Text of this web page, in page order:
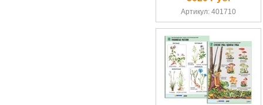
Артикул: 401710